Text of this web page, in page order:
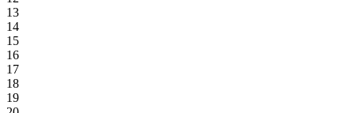
13
14
15
16
17
18
19